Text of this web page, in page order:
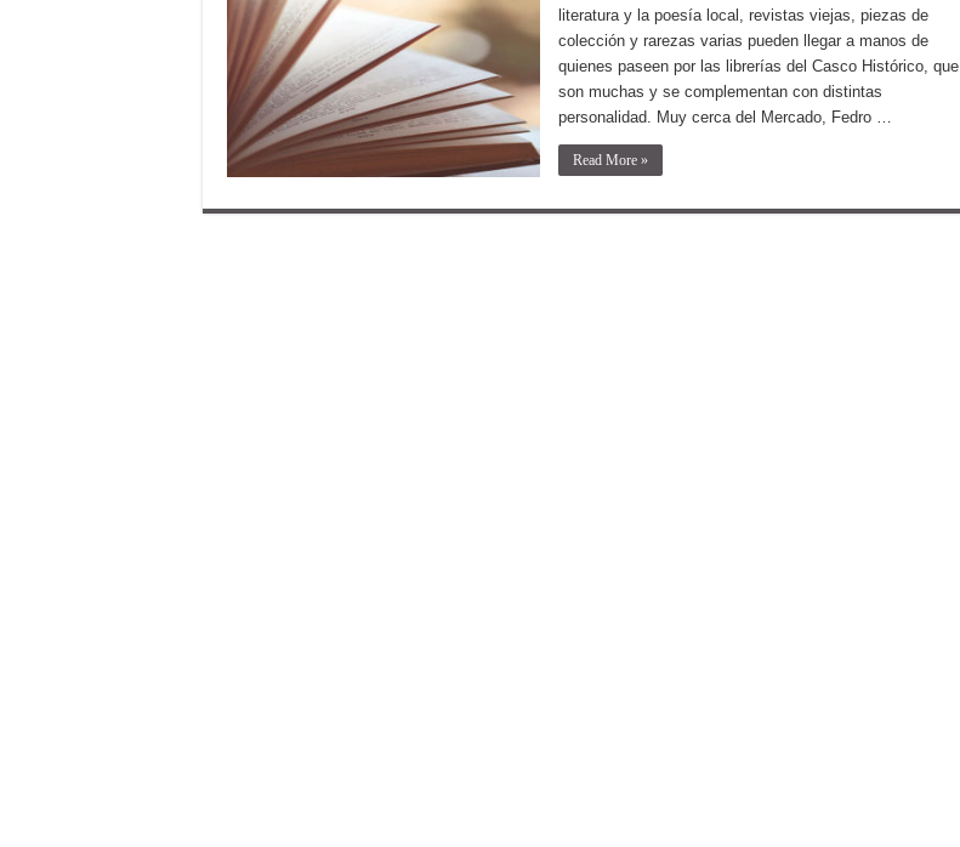
literatura y la poesía local, revistas viejas, piezas de
colección y rarezas varias pueden llegar a manos de
quienes paseen por las librerías del Casco Histórico, que
son muchas y se complementan con distintas
personalidad. Muy cerca del Mercado, Fedro …
Read More »